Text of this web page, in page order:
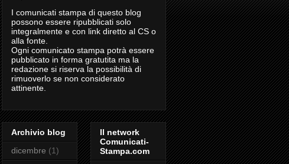
I comunicati stampa di questo blog
possono essere ripubblicati solo
integralmente e con link diretto al CS o
alla fonte.
Ogni comunicato stampa potrà essere
pubblicato in forma gratutita ma la
redazione si riserva la possibilità di
rimuoverlo se non considerato
attinente.
Archivio blog
dicembre (1)
Il network
Comunicati-
Stampa.com